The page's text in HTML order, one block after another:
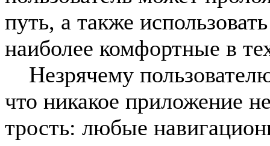
путь, а также
наиболее комфортные в
Незрячему
что никакое приложение
трость: любые